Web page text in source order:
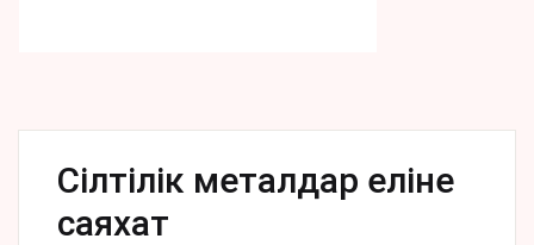
Сілтілік металдар еліне
саяхат